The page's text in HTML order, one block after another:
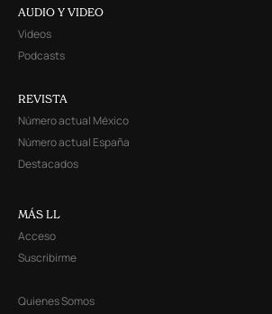
AUDIO Y VIDEO
Videos
Podcasts
REVISTA
Número actual México
Número actual España
Destacados
MÁS LL
Acceso
Suscribirme
Quienes Somos